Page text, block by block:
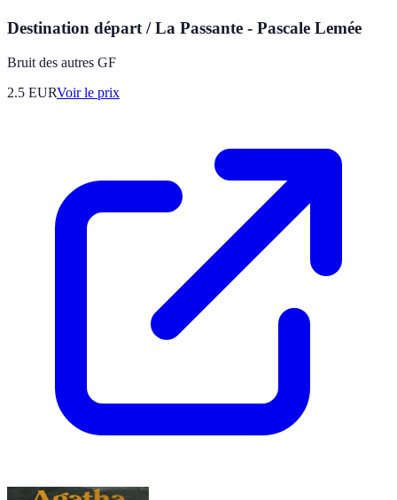
Destination départ / La Passante - Pascale Lemée
Bruit des autres GF
2.5 EURVoir le prix